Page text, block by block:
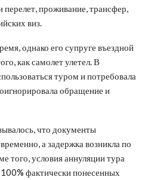
проживание, трансфер,
виз.
однако его супруге въездной
как самолет улетел. В
туром и потребовала
обращение и
что документы
а задержка возникла по
того, условия аннуляции тура
фактически понесенных